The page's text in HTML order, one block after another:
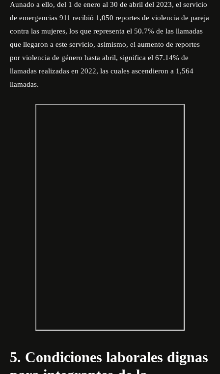
Aunado a ello, del 1 de enero al 30 de abril del 2023, el servicio
de emergencias 911 recibió 1,050 reportes de violencia de pareja
contra las mujeres, los que representa el 50.7% de las llamadas
que llegaron a este servicio, asimismo, el aumento de reportes
por violencia de género hasta abril, significa el 67.14% de
llamadas realizadas en 2022, las cuales ascendieron a 1,564
llamadas.
5. Condiciones laborales dignas